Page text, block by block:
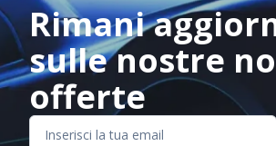
Rimani
sulle nostre
offerte